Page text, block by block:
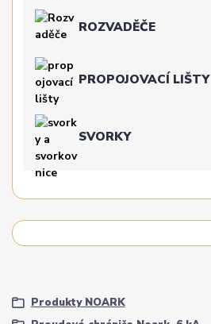
ROZVADĚČE
PROPOJOVACÍ LIŠTY
SVORKY
Produkty NOARK